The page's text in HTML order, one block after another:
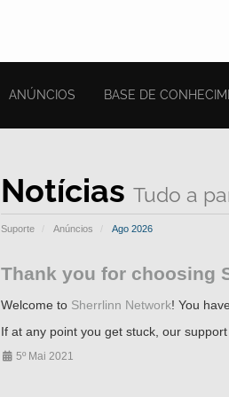
ANÚNCIOS BASE DE
Notícias Tudo a
Suporte Anúncios Ago 2026
Thank you for choosing
Welcome to Sherrlinn Network! You
If at any point you get stuck, our
5º Mai 2021